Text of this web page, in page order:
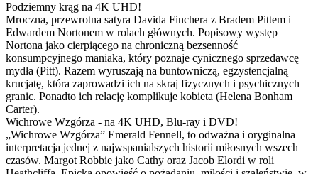
Podziemny krąg na 4K UHD!
Mroczna, przewrotna satyra Davida Finchera z Bradem Pittem i
Edwardem Nortonem w rolach głównych. Popisowy występ
Nortona jako cierpiącego na chroniczną bezsenność
konsumpcyjnego maniaka, który poznaje cynicznego sprzedawcę
mydła (Pitt). Razem wyruszają na buntowniczą, egzystencjalną
krucjatę, która zaprowadzi ich na skraj fizycznych i psychicznych
granic. Ponadto ich relację komplikuje kobieta (Helena Bonham
Carter).
Wichrowe Wzgórza - na 4K UHD, Blu-ray i DVD!
„Wichrowe Wzgórza” Emerald Fennell, to odważna i oryginalna
interpretacja jednej z najwspanialszych historii miłosnych wszech
czasów. Margot Robbie jako Cathy oraz Jacob Elordi w roli